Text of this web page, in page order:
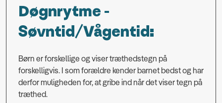
Døgnrytme -
Søvntid/Vågentid:
Børn er forskellige og viser træthedstegn på
forskelligvis. I som forældre kender barnet bedst og har
derfor muligheden for, at gribe ind når det viser tegn på
træthed.